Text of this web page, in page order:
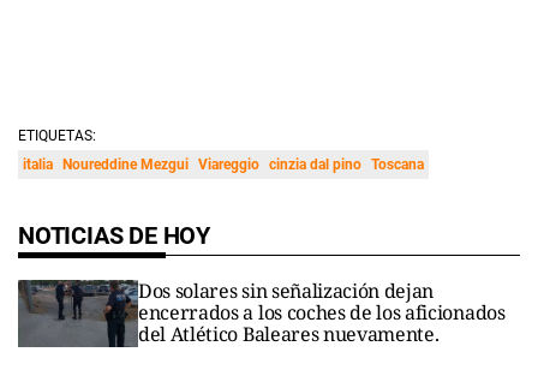
ETIQUETAS:
italia Noureddine Mezgui Viareggio cinzia dal pino Toscana
NOTICIAS DE HOY
Dos solares sin señalización dejan
encerrados a los coches de los aficionados
del Atlético Baleares nuevamente.